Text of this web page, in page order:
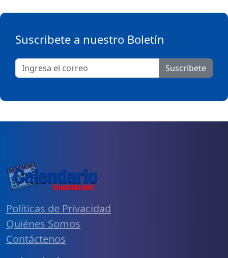
Suscribete a nuestro Boletín
Suscribete
Políticas de Privacidad
Quiénes Somos
Contáctenos